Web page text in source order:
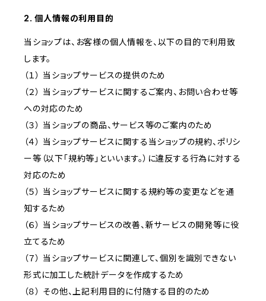
2. 個人情報の利用目的
当ショップは、お客様の個人情報を、以下の目的で利用致
します。
（１） 当ショップサービスの提供のため
（２） 当ショップサービスに関するご案内、お問い合わせ等
への対応のため
（３） 当ショップの商品、サービス等のご案内のため
（４） 当ショップサービスに関する当ショップの規約、ポリシ
ー等（以下「規約等」といいます。）に違反する行為に対する
対応のため
（５） 当ショップサービスに関する規約等の変更などを通
知するため
（６） 当ショップサービスの改善、新サービスの開発等に役
立てるため
（７） 当ショップサービスに関連して、個別を識別できない
形式に加工した統計データを作成するため
（８） その他、上記利用目的に付随する目的のため